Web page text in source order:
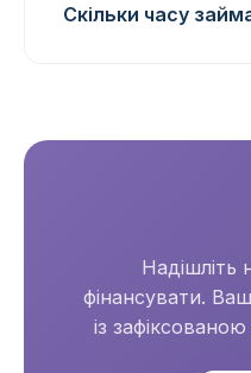
Скільки часу
Надішліть
фінансувати.
із